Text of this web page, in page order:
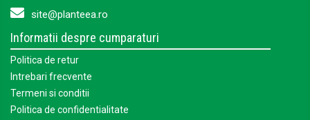
site@planteea.ro
Informatii despre cumparaturi
Politica de retur
Intrebari frecvente
Termeni si conditii
Politica de confidentialitate